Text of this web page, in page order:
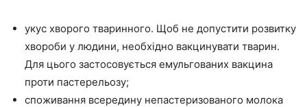
укус хворого тваринного. Щоб не допустити розвитку
хвороби у людини, необхідно вакцинувати тварин.
Для цього застосовується емульгованих вакцина
проти пастерельозу;
споживання всередину непастеризованого молока